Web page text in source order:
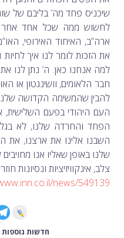
שיכניס פחד מה’ בליבם של
לחשוש ממה שכל אחד אחר
ארה”ב, האיחוד האירופי,
את הזכות לומר לנו איך לחיות
למה אנחנו כאן. ה’ נתן לנו
חבר הלאומים, וושינגטון או
להבין שהמשימה הקדושה
העם היהודי בפעם השלישית,
הפחד והחרדה שלנו, לא בגלל
השבנו אלינו את ארצנו, את
צלב, אינקוויזיציות ונסיונות
news/549139
חדשות